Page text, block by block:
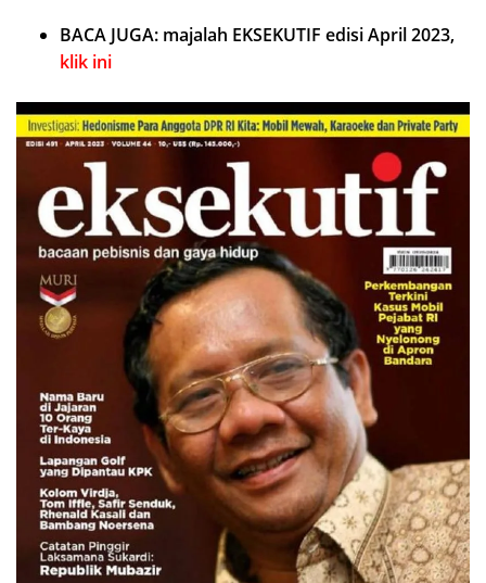
BACA JUGA: majalah EKSEKUTIF edisi April 2023,
klik ini